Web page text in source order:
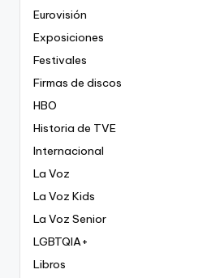
Eurovisión
Exposiciones
Festivales
Firmas de discos
HBO
Historia de TVE
Internacional
La Voz
La Voz Kids
La Voz Senior
LGBTQIA+
Libros